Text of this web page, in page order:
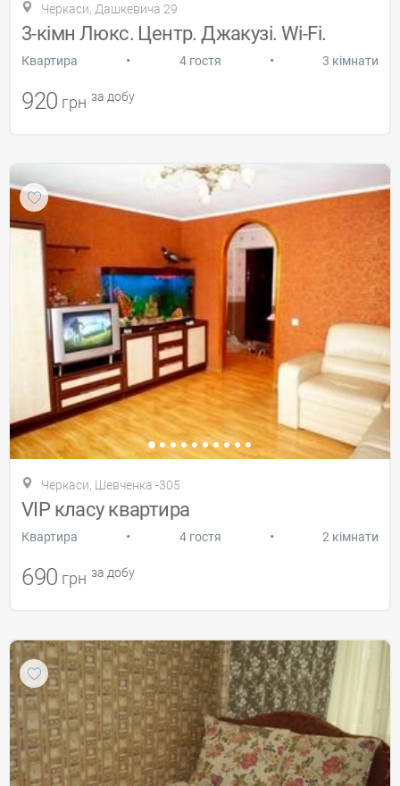
Черкаси, Дашкевича 29
3-кімн Люкс. Центр. Джакузі. Wi-Fi.
Квартира • 4 гостя • 3 кімнати
920 грн за добу
Черкаси, Шевченка -305
VIP класу квартира
Квартира • 4 гостя • 2 кімнати
690 грн за добу